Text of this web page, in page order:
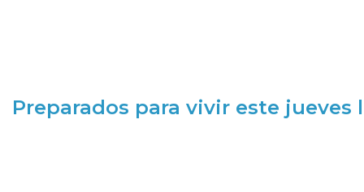
Preparados para vivir este jueves